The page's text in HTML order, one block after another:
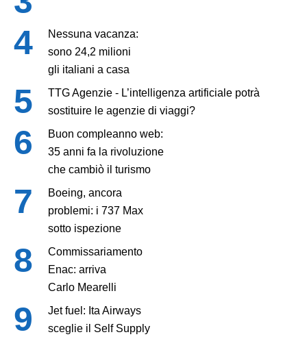
Nessuna vacanza:
sono 24,2 milioni
gli italiani a casa
TTG Agenzie - L’intelligenza artificiale potrà
sostituire le agenzie di viaggi?
Buon compleanno web:
35 anni fa la rivoluzione
che cambiò il turismo
Boeing, ancora
problemi: i 737 Max
sotto ispezione
Commissariamento
Enac: arriva
Carlo Mearelli
Jet fuel: Ita Airways
sceglie il Self Supply